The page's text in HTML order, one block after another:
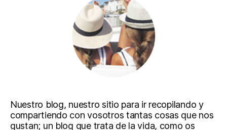
Nuestro blog, nuestro sitio para ir recopilando y
compartiendo con vosotros tantas cosas que nos
gustan; un blog que trata de la vida, como os